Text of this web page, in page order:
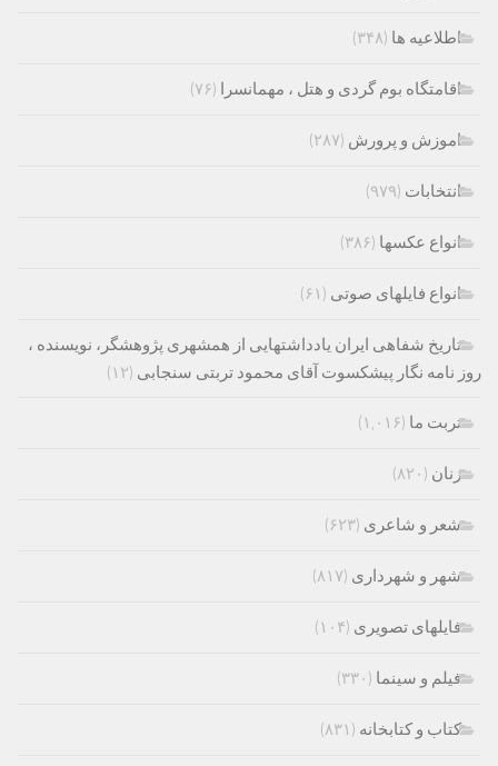
اطلاعیه ها (۳۴۸)
اقامتگاه بوم گردی و هتل ، مهمانسرا (۷۶)
اموزش و پرورش (۲۸۷)
انتخابات (۹۷۹)
انواع عکسها (۳۸۶)
انواع فایلهای صوتی (۶۱)
تاریخ شفاهی ایران یادداشتهایی از همشهری پژوهشگر، نویسنده ،
روز نامه نگار پیشکسوت آقای محمود تربتی سنجابی (۱۲)
تربت ما (۱,۰۱۶)
زنان (۸۲۰)
شعر و شاعری (۶۲۳)
شهر و شهرداری (۸۱۷)
فایلهای تصویری (۱۰۴)
فیلم و سینما (۳۳۰)
کتاب و کتابخانه (۸۳۱)